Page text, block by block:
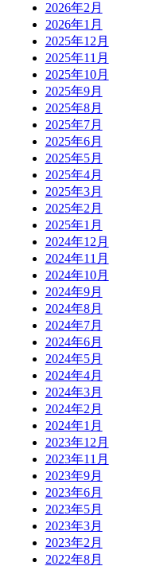
2026年2月
2026年1月
2025年12月
2025年11月
2025年10月
2025年9月
2025年8月
2025年7月
2025年6月
2025年5月
2025年4月
2025年3月
2025年2月
2025年1月
2024年12月
2024年11月
2024年10月
2024年9月
2024年8月
2024年7月
2024年6月
2024年5月
2024年4月
2024年3月
2024年2月
2024年1月
2023年12月
2023年11月
2023年9月
2023年6月
2023年5月
2023年3月
2023年2月
2022年8月